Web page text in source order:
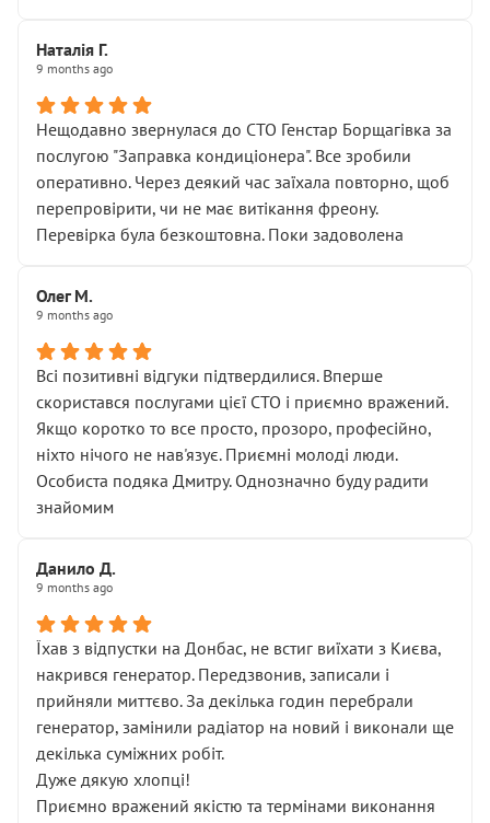
Наталія Г.
9 months ago
Нещодавно звернулася до СТО Генстар Борщагівка за
послугою "Заправка кондиціонера". Все зробили
оперативно. Через деякий час заїхала повторно, щоб
перепровірити, чи не має витікання фреону.
Перевірка була безкоштовна. Поки задоволена
Олег М.
9 months ago
Всі позитивні відгуки підтвердилися. Вперше
скористався послугами цієї СТО і приємно вражений.
Якщо коротко то все просто, прозоро, професійно,
ніхто нічого не нав'язує. Приємні молоді люди.
Особиста подяка Дмитру. Однозначно буду радити
знайомим
Данило Д.
9 months ago
Їхав з відпустки на Донбас, не встиг виїхати з Києва,
накрився генератор. Передзвонив, записали і
прийняли миттєво. За декілька годин перебрали
генератор, замінили радіатор на новий і виконали ще
декілька суміжних робіт.
Дуже дякую хлопці!
Приємно вражений якістю та термінами виконання